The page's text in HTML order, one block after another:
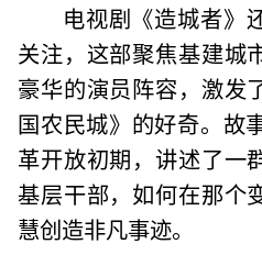
电视剧《造城者》
关注，这部聚焦基建城
豪华的演员阵容，激发
国农民城》的好奇。故
革开放初期，讲述了一
基层干部，如何在那个
慧创造非凡事迹。